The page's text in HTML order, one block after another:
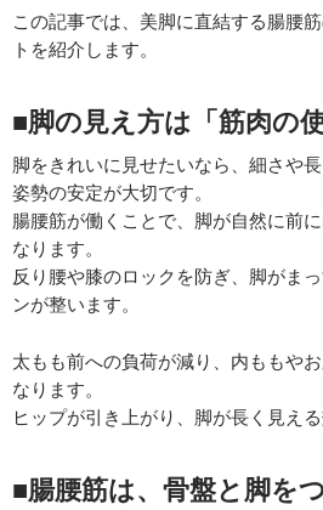
この記事では、美脚に直結する腸腰
トを紹介します。
■脚の見え方は「筋肉の
脚をきれいに見せたいなら、細さや
姿勢の安定が大切です。
腸腰筋が働くことで、脚が自然に前
なります。
反り腰や膝のロックを防ぎ、脚がま
ンが整います。
太もも前への負荷が減り、内ももや
なります。
ヒップが引き上がり、脚が長く見え
■腸腰筋は、骨盤と脚を